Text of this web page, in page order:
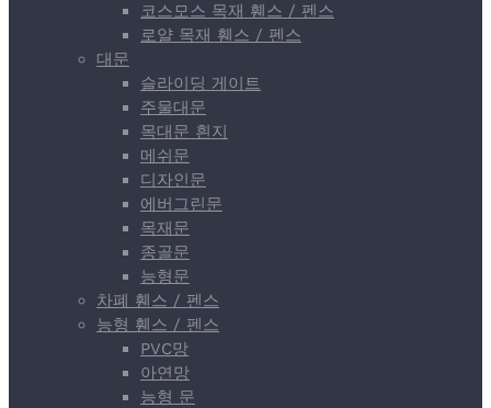
코스모스 목재 휀스 / 펜스
로얄 목재 휀스 / 펜스
대문
슬라이딩 게이트
주물대문
목대문 흰지
메쉬문
디자인문
에버그린문
목재문
종골문
능형문
차폐 휀스 / 펜스
능형 휀스 / 펜스
PVC망
아연망
능형 문